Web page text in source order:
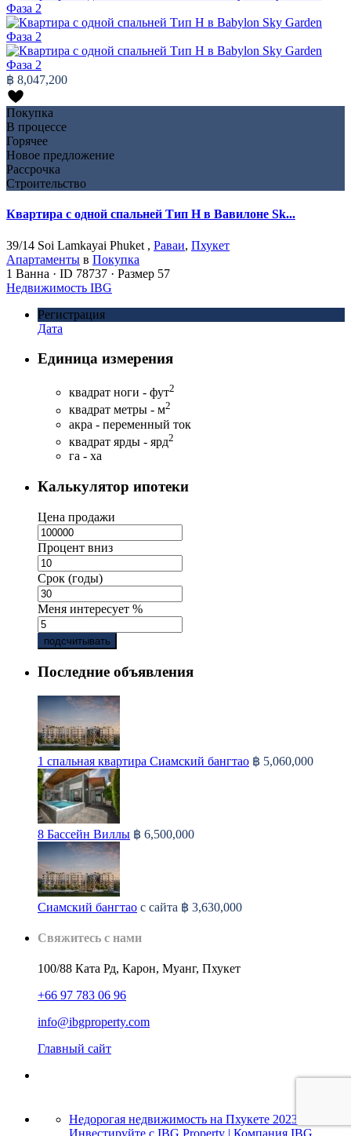
฿ 8,047,200
Покупка
В процессе
Горячее
Новое предложение
Рассрочка
Строительство
Квартира с одной спальней Тип H в Вавилоне Sk...
39/14 Soi Lamkayai Phuket , Раваи, Пхукет
Апартаменты в Покупка
1 Ванна · ID 78737 · Размер 57
Недвижимость IBG
Регистрация
Дата
Единица измерения
квадрат ноги - фут2
квадрат метры - м2
акра - переменный ток
квадрат ярды - ярд2
га - ха
Калькулятор ипотеки
Цена продажи
Процент вниз
Срок (годы)
Меня интересует %
подсчитывать
Последние объявления
1 спальная квартира Сиамский бангтао ฿ 5,060,000
8 Бассейн Виллы ฿ 6,500,000
Сиамский бангтао с сайта ฿ 3,630,000
Свяжитесь с нами
100/88 Ката Рд, Карон, Муанг, Пхукет
+66 97 783 06 96
info@ibgproperty.com
Главный сайт
Недорогая недвижимость на Пхукете 2023: